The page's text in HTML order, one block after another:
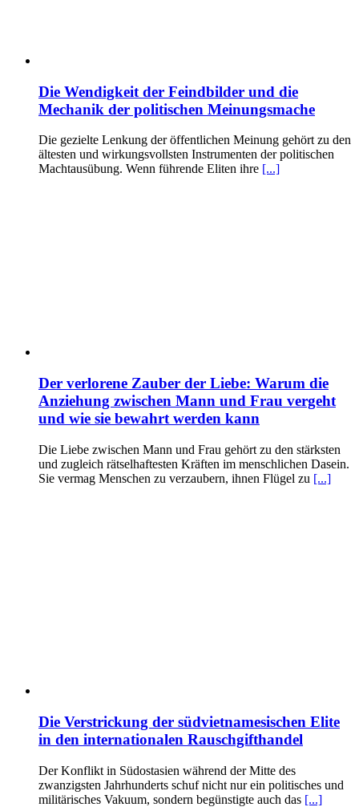
Die Wendigkeit der Feindbilder und die
Mechanik der politischen Meinungsmache
Die gezielte Lenkung der öffentlichen Meinung gehört zu den
ältesten und wirkungsvollsten Instrumenten der politischen
Machtausübung. Wenn führende Eliten ihre [...]
Der verlorene Zauber der Liebe: Warum die
Anziehung zwischen Mann und Frau vergeht
und wie sie bewahrt werden kann
Die Liebe zwischen Mann und Frau gehört zu den stärksten
und zugleich rätselhaftesten Kräften im menschlichen Dasein.
Sie vermag Menschen zu verzaubern, ihnen Flügel zu [...]
Die Verstrickung der südvietnamesischen Elite
in den internationalen Rauschgifthandel
Der Konflikt in Südostasien während der Mitte des
zwanzigsten Jahrhunderts schuf nicht nur ein politisches und
militärisches Vakuum, sondern begünstigte auch das [...]